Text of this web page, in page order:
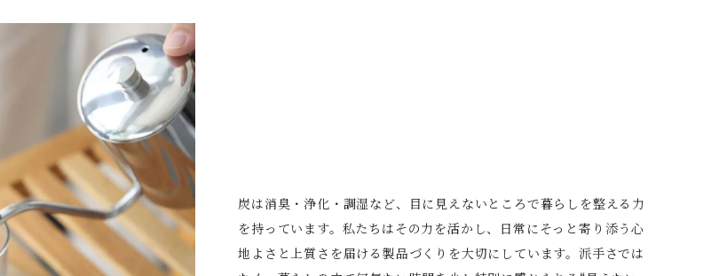
炭は消臭・浄化・調湿など、目に見えないところで暮らしを整える力
を持っています。私たちはその力を活かし、日常にそっと寄り添う心
地よさと上質さを届ける製品づくりを大切にしています。派手さでは